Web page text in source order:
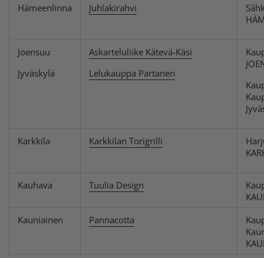
Hämeenlinna
Juhlakirahvi
Joensuu
Jyväskylä
Askarteluliike Kätevä-Käsi
Lelukauppa Partanen
Karkkila Karkkilan Torigrilli
Kauhava Tuulia Design
Kauniainen
Pannacotta